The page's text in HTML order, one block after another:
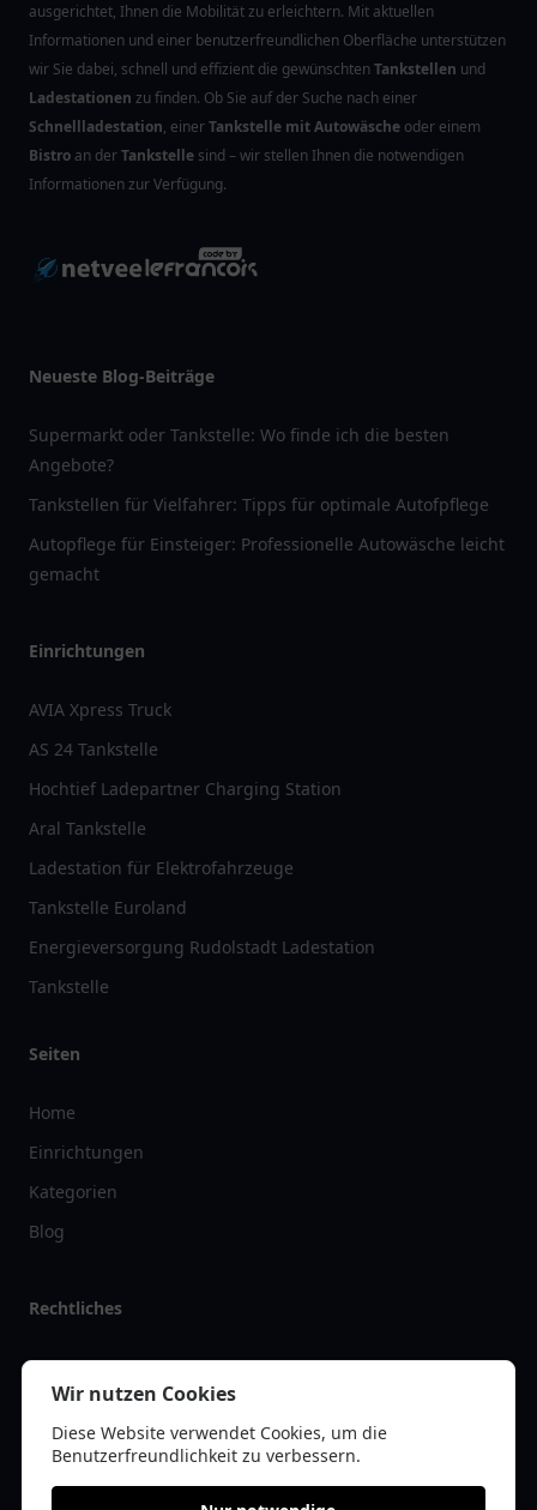
ausgerichtet, Ihnen die Mobilität zu erleichtern. Mit aktuellen
Informationen und einer benutzerfreundlichen Oberfläche unterstützen
wir Sie dabei, schnell und effizient die gewünschtenTankstellen und
Ladestationen zu finden. Ob Sie auf der Suche nach einer
Schnellladestation, einerTankstelle mit Autowäsche oder einem
Bistro an derTankstelle sind – wir stellen Ihnen die notwendigen
Informationen zur Verfügung.
Neueste Blog-Beiträge
Supermarkt oder Tankstelle: Wo finde ich die besten
Angebote?
Tankstellen für Vielfahrer: Tipps für optimale Autofpflege
Autopflege für Einsteiger: Professionelle Autowäsche leicht
gemacht
Einrichtungen
AVIA Xpress Truck
AS 24 Tankstelle
Hochtief Ladepartner Charging Station
Aral Tankstelle
Ladestation für Elektrofahrzeuge
Tankstelle Euroland
Energieversorgung Rudolstadt Ladestation
Tankstelle
Seiten
Home
Einrichtungen
Kategorien
Blog
Rechtliches
Impressum
Datenschutz
Kontakt
Wir nutzen Cookies
Diese Website verwendet Cookies, um die
Benutzerfreundlichkeit zu verbessern.